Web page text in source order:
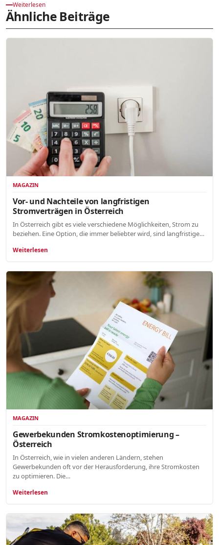
Weiterlesen
Ähnliche Beiträge
MAGAZIN
Vor- und Nachteile von langfristigen
Stromverträgen in Österreich
In Österreich gibt es viele verschiedene Möglichkeiten, Strom zu
beziehen. Eine Option, die immer beliebter wird, sind langfristige…
Weiterlesen
MAGAZIN
Gewerbekunden Stromkostenoptimierung –
Österreich
In Österreich, wie in vielen anderen Ländern, stehen
Gewerbekunden oft vor der Herausforderung, ihre Stromkosten
zu optimieren. Die…
Weiterlesen